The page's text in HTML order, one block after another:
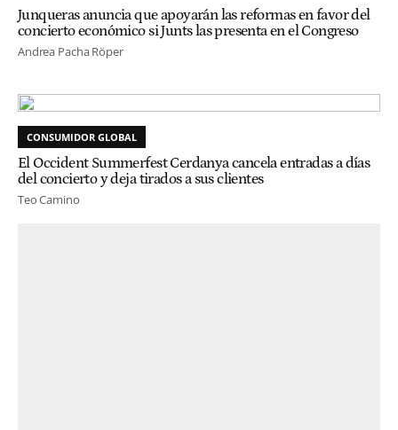
Junqueras anuncia que apoyarán las reformas en favor del
concierto económico si Junts las presenta en el Congreso
Andrea Pacha Röper
CONSUMIDOR GLOBAL
El Occident Summerfest Cerdanya cancela entradas a días
del concierto y deja tirados a sus clientes
Teo Camino